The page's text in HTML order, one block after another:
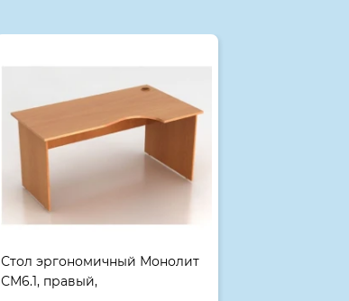
Стол эргономичный Монолит
СМ6.1, правый,